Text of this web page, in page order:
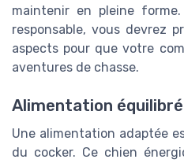
maintenir en pleine
responsable, vous devrez
aspects pour que votre
aventures de chasse.
Alimentation
Une alimentation adaptée
du cocker. Ce chien